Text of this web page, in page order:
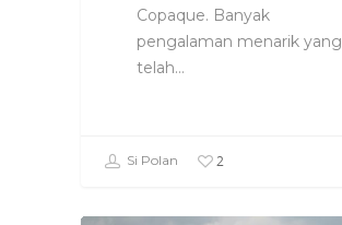
Copaque. Banyak
pengalaman menarik yang
telah…
Si Polan 2